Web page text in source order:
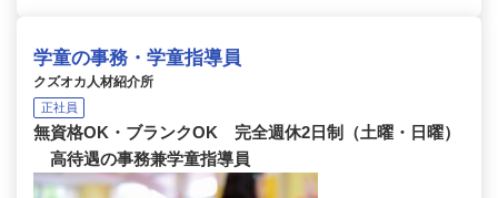
学童の事務・学童指導員
クズオカ人材紹介所
正社員
無資格OK・ブランクOK 完全週休2日制（土曜・日曜）
高待遇の事務兼学童指導員